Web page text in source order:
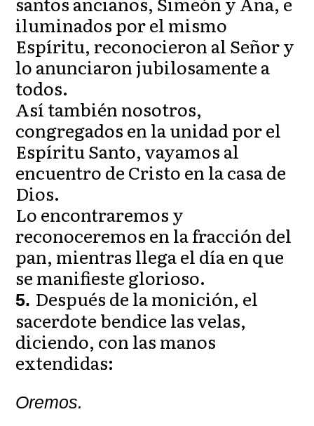
iluminados por el mismo
Espíritu, reconocieron al Señor y
lo anunciaron jubilosamente a
todos.
Así también nosotros,
congregados en la unidad por el
Espíritu Santo, vayamos al
encuentro de Cristo en la casa de
Dios.
Lo encontraremos y
reconoceremos en la fracción del
pan, mientras llega el día en que
se manifieste glorioso.
5. Después de la monición, el
sacerdote bendice las velas,
diciendo, con las manos
extendidas:
Oremos.